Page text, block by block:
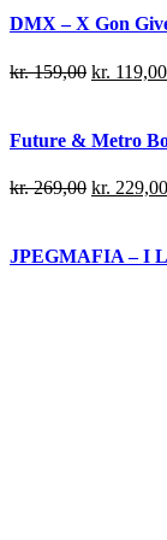
DMX – X Gon
kr.159,00 kr. 119,00
Future & Metro
kr.269,00 kr. 229,00
JPEGMAFIA – I